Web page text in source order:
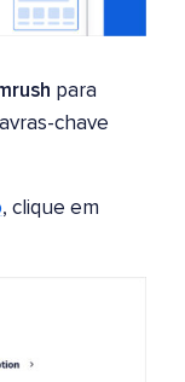
para
chave
, clique em